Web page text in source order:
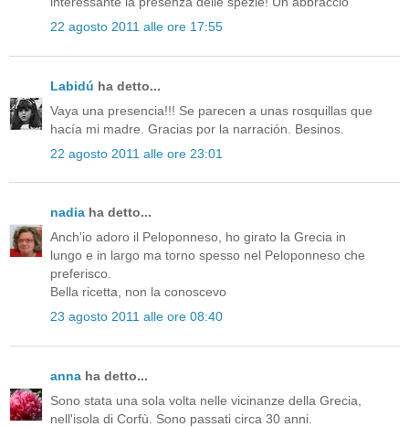
22 agosto 2011 alle ore 17:55
Labidú ha detto...
Vaya una presencia!!! Se parecen a unas rosquillas que
hacía mi madre. Gracias por la narración. Besinos.
22 agosto 2011 alle ore 23:01
nadia ha detto...
Anch'io adoro il Peloponneso, ho girato la Grecia in
lungo e in largo ma torno spesso nel Peloponneso che
preferisco.
Bella ricetta, non la conoscevo
23 agosto 2011 alle ore 08:40
anna ha detto...
Sono stata una sola volta nelle vicinanze della Grecia,
nell'isola di Corfù. Sono passati circa 30 anni.